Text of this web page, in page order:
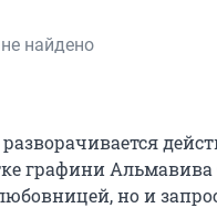
найдено
графини
но и